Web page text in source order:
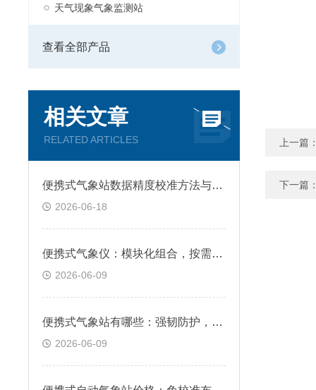
天气现象气象监测站
查看全部产品
相关文章
RELATED ARTICLES
便携式气象站数据精度校准方法与维护技术指南
2026-06-18
便携式气象仪：模块化组合，按需灵活选配
2026-06-09
便携式气象站有哪些：强韧防护，风雨沙尘从容适配
2026-06-09
上一篇
下一篇